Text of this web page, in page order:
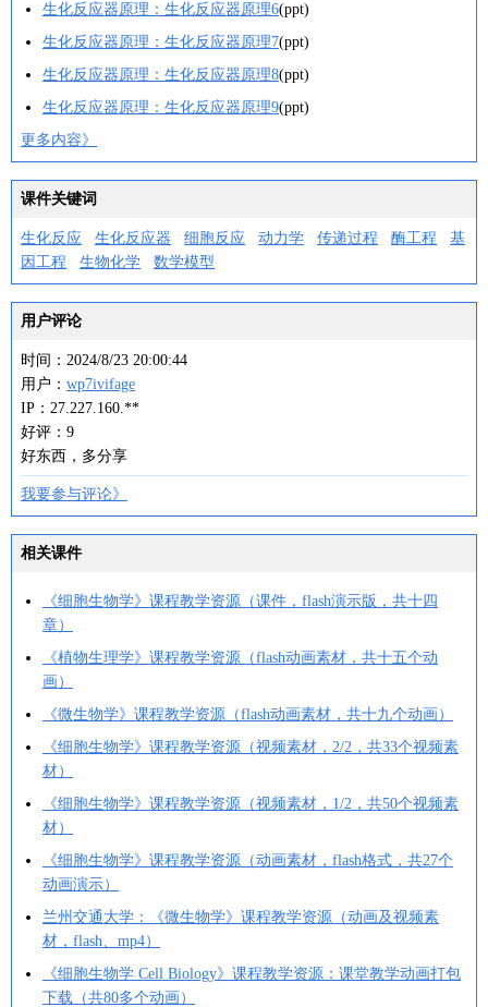
生化反应器原理：生化反应器原理6(ppt)
生化反应器原理：生化反应器原理7(ppt)
生化反应器原理：生化反应器原理8(ppt)
生化反应器原理：生化反应器原理9(ppt)
更多内容》
课件关键词
生化反应 生化反应器 细胞反应 动力学 传递过程 酶工程
基
因工程
生物化学 数学模型
用户评论
时间：2024/8/23 20:00:44
用户： wp7ivifage
IP：27.227.160.**
好评：9
好东西，多分享
我要参与评论》
相关课件
《细胞生物学》课程教学资源（课件，flash演示版，共十四
章）
《植物生理学》课程教学资源（flash动画素材，共十五个动
画）
《微生物学》课程教学资源（flash动画素材，共十九个动画）
《细胞生物学》课程教学资源（视频素材，2/2，共33个视频素
材）
《细胞生物学》课程教学资源（视频素材，1/2，共50个视频素
材）
《细胞生物学》课程教学资源（动画素材，flash格式，共27个
动画演示）
兰州交通大学：《微生物学》课程教学资源（动画及视频素
材，flash、mp4）
《细胞生物学 Cell Biology》课程教学资源：课堂教学动画打包
下载（共80多个动画）